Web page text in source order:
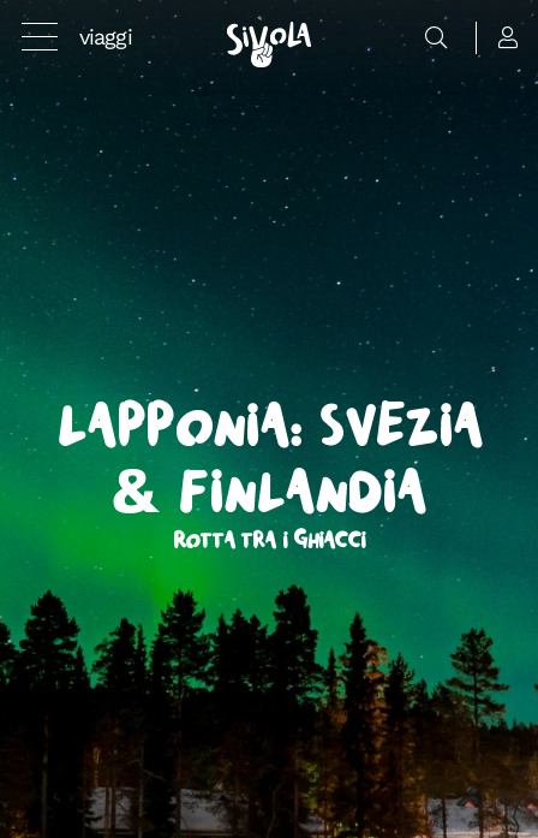
viaggi
Lapponia: Svezia
& Finlandia
Rotta tra i ghiacci